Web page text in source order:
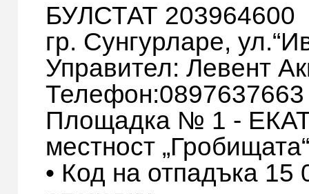
БУЛСТАТ 203964600
гр. Сунгурларе,
Управител: Левент
Телефон:0897637663
Площадка № 1 -
местност
• Код на отпадъка 15